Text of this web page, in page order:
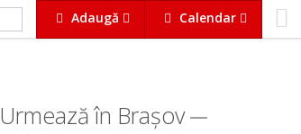
Adaugă Calendar
Urmează în Braşov